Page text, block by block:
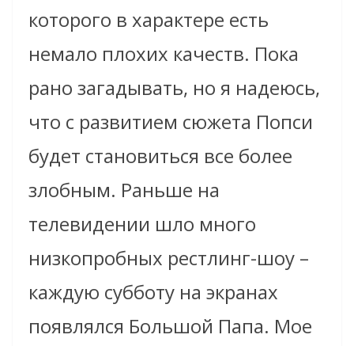
которого в характере есть
немало плохих качеств. Пока
рано загадывать, но я надеюсь,
что с развитием сюжета Попси
будет становиться все более
злобным. Раньше на
телевидении шло много
низкопробных рестлинг-шоу –
каждую субботу на экранах
появлялся Большой Папа. Мое